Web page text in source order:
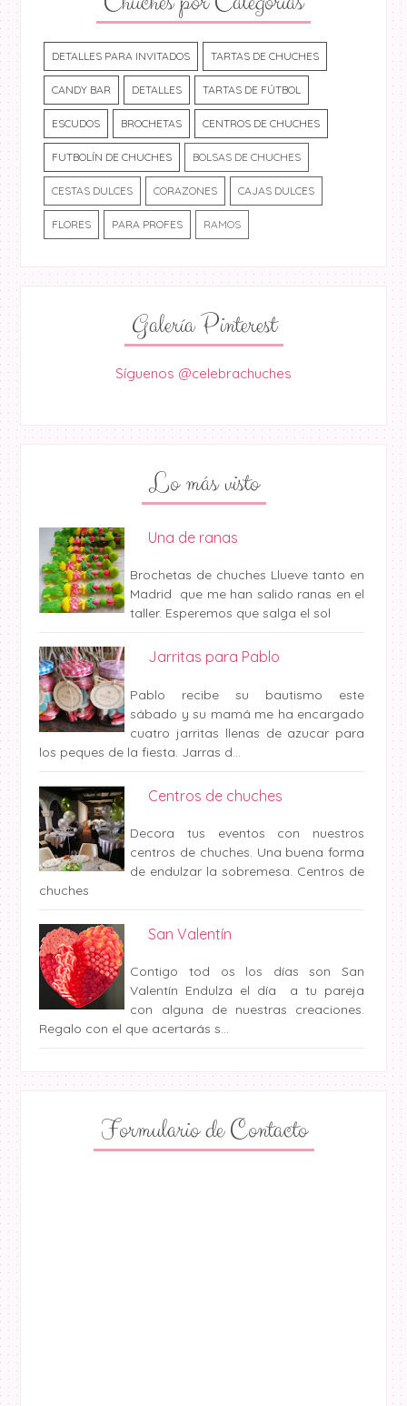
DETALLES PARA INVITADOS TARTAS DE CHUCHES
CANDY BAR DETALLES TARTAS DE FÚTBOL
ESCUDOS BROCHETAS CENTROS DE CHUCHES
FUTBOLÍN DE CHUCHES BOLSAS DE CHUCHES
CESTAS DULCES CORAZONES CAJAS DULCES
FLORES PARA PROFES RAMOS
Galería Pinterest
Síguenos @celebrachuches
Lo más visto
Una de ranas
Brochetas de chuches Llueve tanto en
Madrid que me han salido ranas en el
taller. Esperemos que salga el sol
Jarritas para Pablo
Pablo recibe su bautismo este
sábado y su mamá me ha encargado
cuatro jarritas llenas de azucar para
los peques de la fiesta. Jarras d...
Centros de chuches
Decora tus eventos con nuestros
centros de chuches. Una buena forma
de endulzar la sobremesa. Centros de
chuches
San Valentín
Contigo tod os los días son San
Valentín Endulza el día a tu pareja
con alguna de nuestras creaciones.
Regalo con el que acertarás s...
Formulario de Contacto